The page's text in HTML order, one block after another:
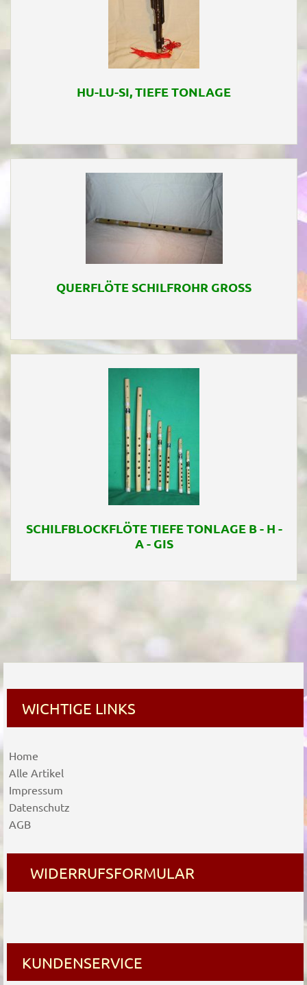
HU-LU-SI, TIEFE TONLAGE
QUERFLÖTE SCHILFROHR GROSS
SCHILFBLOCKFLÖTE TIEFE TONLAGE B - H -
A - GIS
WICHTIGE LINKS
Home
Alle Artikel
Impressum
Datenschutz
AGB
WIDERRUFSFORMULAR
KUNDENSERVICE